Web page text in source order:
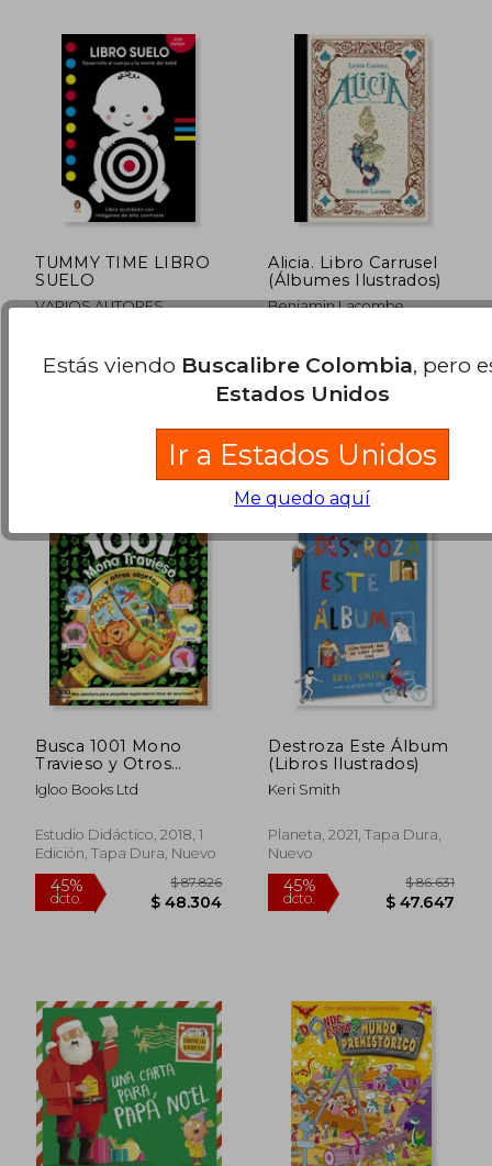
45%
dcto.
$ 152.617 45%
dcto.
$
$
45%
dcto.
$ 163.357 45%
dcto.
$
TUMMY TIME LIBRO
SUELO
VARIOS AUTORES
Edición, Libro De Cartón,
Alicia. Libro Carrusel
(Álbumes Ilustrados)
Benjamin Lacombe
Tapa Dura, Nuevo
Busca 1001 Mono
Travieso y Otros
Objetos (Busca y
Encuentra)
Igloo Books Ltd
Estudio Didáctico, 2018, 1
Edición, Tapa Dura, Nuevo
Destroza Este Álbum
(Libros Ilustrados)
Keri Smith
Planeta, 2021, Tapa Dura,
Nuevo
Estás viendo Buscalibre Colombia, pero
Estados Unidos
Ir a Estados Unidos
Me quedo aquí